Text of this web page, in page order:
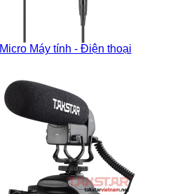
Micro Máy tính - Điện thoại